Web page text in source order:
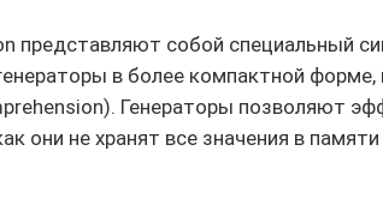
представляют собой специальный
в более компактной форме,
Генераторы позволяют
они не хранят все значения в памяти